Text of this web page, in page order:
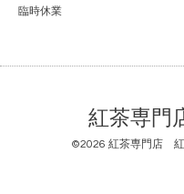
臨時休業
紅茶専門
©2026 紅茶専門店 紅